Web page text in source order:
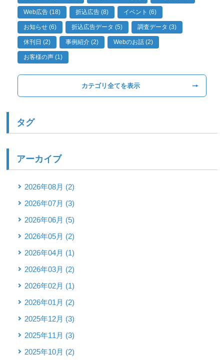
Web広告 (18) 折込広告 (8) イベント (6)
お知らせ (6) 折込広告データ (5) 調査データ (3)
休刊日 (2) 事例紹介 (2) Webのお話 (2)
お客様の声 (1)
カテゴリ全てを表示
タグ
アーカイブ
2026年08月 (2)
2026年07月 (3)
2026年06月 (5)
2026年05月 (2)
2026年04月 (1)
2026年03月 (2)
2026年02月 (1)
2026年01月 (2)
2025年12月 (3)
2025年11月 (3)
2025年10月 (2)